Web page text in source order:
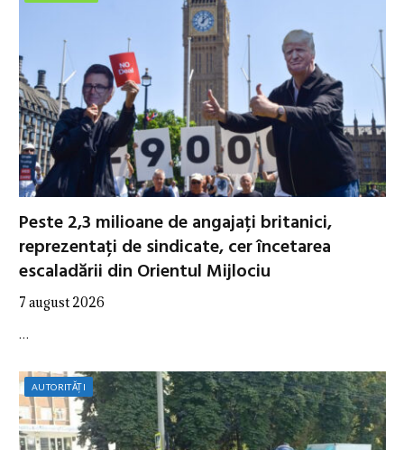
Peste 2,3 milioane de angajați britanici,
reprezentați de sindicate, cer încetarea
escaladării din Orientul Mijlociu
7 august 2026
…
AUTORITĂȚI